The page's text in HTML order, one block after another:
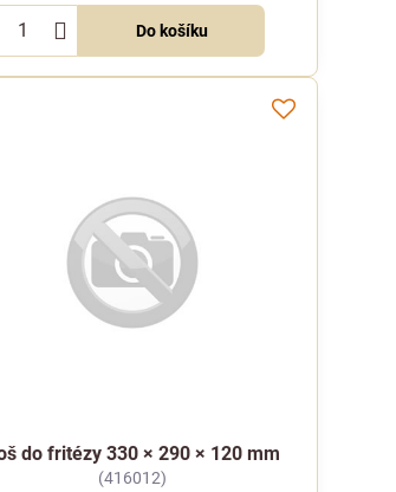
Do košíku
do fritézy 330 × 290 × 120 mm
(416012)